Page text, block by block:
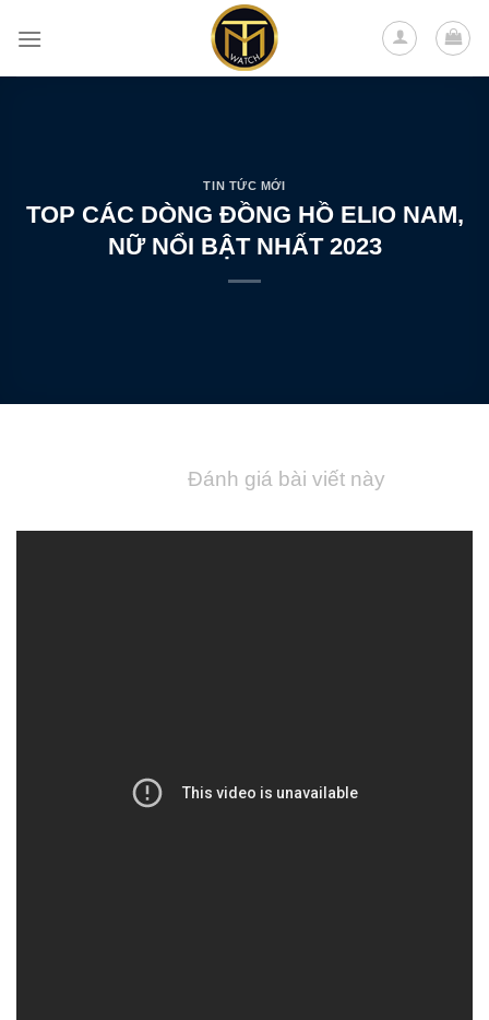
TIN TỨC MỚI
TOP CÁC DÒNG ĐỒNG HỒ ELIO NAM,
NỮ NỔI BẬT NHẤT 2023
Đánh giá bài viết này